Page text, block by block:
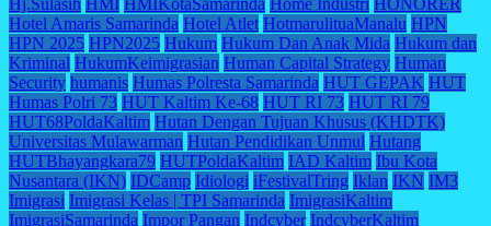
Hj.Sulasih HMI HMIKotaSamarinda Home Industri HONORER
Hotel Amaris Samarinda Hotel Atlet HotmarulituaManalu HPN
HPN 2025 HPN2025 Hukum Hukum Dan Anak Mida Hukum dan
Kriminal HukumKeimigrasian Human Capital Strategy Human
Security humanis Humas Polresta Samarinda HUT GEPAK HUT
Humas Polri 73 HUT Kaltim Ke-68 HUT RI 73 HUT RI 79
HUT68PoldaKaltim Hutan Dengan Tujuan Khusus (KHDTK)
Universitas Mulawarman Hutan Pendidikan Unmul Hutang
HUTBhayangkara79 HUTPoldaKaltim IAD Kaltim Ibu Kota
Nusantara (IKN) IDCamp Idiologi iFestivalTring Iklan IKN IM3
Imigrasi Imigrasi Kelas | TPI Samarinda ImigrasiKaltim
ImigrasiSamarinda Impor Pangan Indcyber IndcyberKaltim